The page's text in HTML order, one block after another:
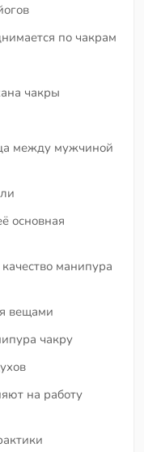
по чакрам
чакры
между мужчиной
основная
манипура
вещами
чакру
на работу